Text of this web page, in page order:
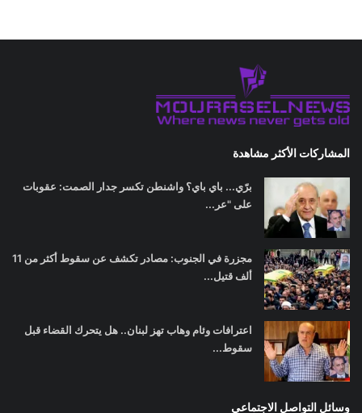
المشاركات الأكثر مشاهدة
برّي... باي باي؟ واشنطن تكسر جدار الصمت: عقوبات
على "عر...
مجزرة في الجنوب: مصادر تكشف عن سقوط أكثر من 11
ألف قتيل...
اعترافات وئام وهاب تهز لبنان.. هل يتحرك القضاء قبل
سقوط...
وسائل التواصل الاجتماعي